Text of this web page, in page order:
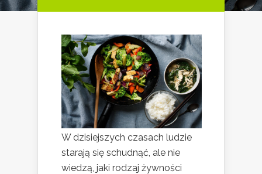
W dzisiejszych czasach ludzie
starają się schudnąć, ale nie
wiedzą, jaki rodzaj żywności